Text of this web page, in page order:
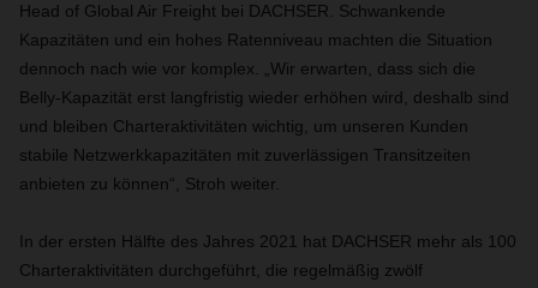
Head of Global Air Freight bei DACHSER. Schwankende
Kapazitäten und ein hohes Ratenniveau machten die Situation
dennoch nach wie vor komplex. „Wir erwarten, dass sich die
Belly-Kapazität erst langfristig wieder erhöhen wird, deshalb sind
und bleiben Charteraktivitäten wichtig, um unseren Kunden
stabile Netzwerkkapazitäten mit zuverlässigen Transitzeiten
anbieten zu können“, Stroh weiter.
In der ersten Hälfte des Jahres 2021 hat DACHSER mehr als 100
Charteraktivitäten durchgeführt, die regelmäßig zwölf